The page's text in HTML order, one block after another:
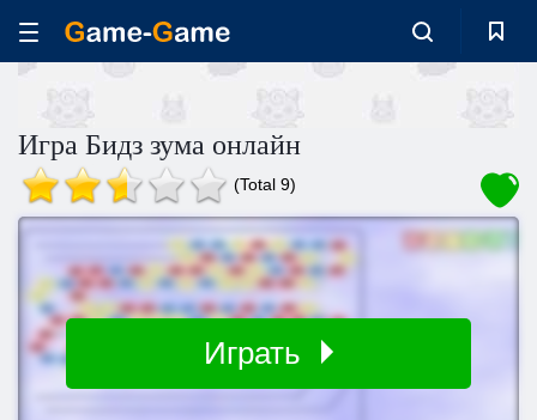
Игра Бидз зума онлайн
(Total 9)
Играть